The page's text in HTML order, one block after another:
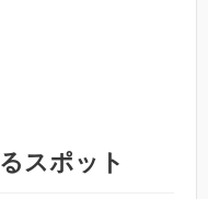
スポット